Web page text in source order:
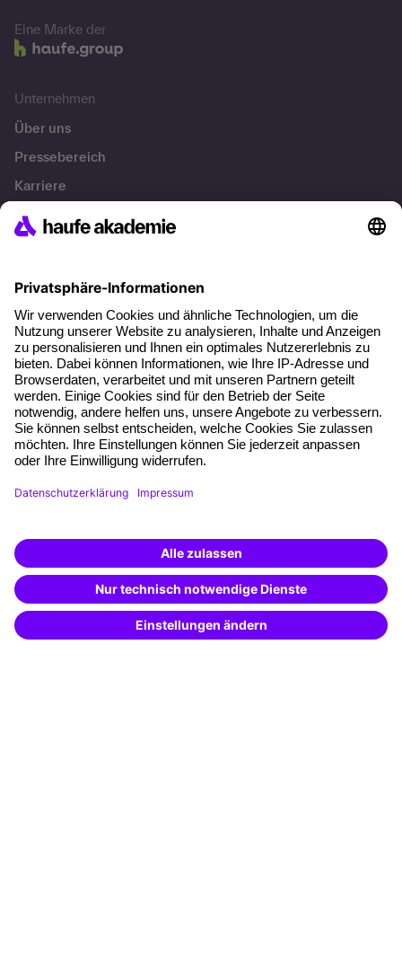
Eine Marke der
Unternehmen
Über uns
Pressebereich
Karriere
Referenzen
Über unser Angebot
Planungssicherheit
Freie Seminarplätze
Qualitätsstandards
Planung und Locations
Fördermöglichkeiten
Weiterbildungs-App
Besondere Angebote
Potenzialanalyse
Transfercoaching
Weiterbildung finden -
mit KI-Power!
Beschreibe was du suchst und erhalte
passende Weiterbildungen vomKI-Berater
– schnell und treffsicher.